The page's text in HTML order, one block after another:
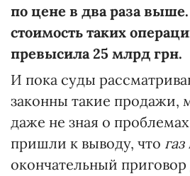
по цене в два раза
стоимость таких
превысила25 млрд грн.
И пока суды
законны такие продажи,
даже не зная о
пришли к выводу, что
окончательный приговор